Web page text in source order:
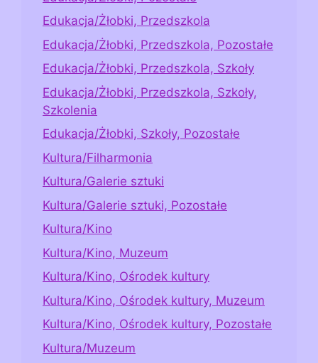
Edukacja/Żłobki, Przedszkola
Edukacja/Żłobki, Przedszkola, Pozostałe
Edukacja/Żłobki, Przedszkola, Szkoły
Edukacja/Żłobki, Przedszkola, Szkoły,
Szkolenia
Edukacja/Żłobki, Szkoły, Pozostałe
Kultura/Filharmonia
Kultura/Galerie sztuki
Kultura/Galerie sztuki, Pozostałe
Kultura/Kino
Kultura/Kino, Muzeum
Kultura/Kino, Ośrodek kultury
Kultura/Kino, Ośrodek kultury, Muzeum
Kultura/Kino, Ośrodek kultury, Pozostałe
Kultura/Muzeum